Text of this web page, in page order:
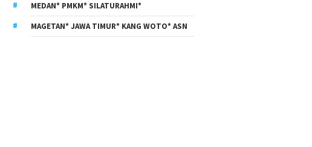
MEDAN* PMKM* SILATURAHMI*
MAGETAN* JAWA TIMUR* KANG WOTO* ASN